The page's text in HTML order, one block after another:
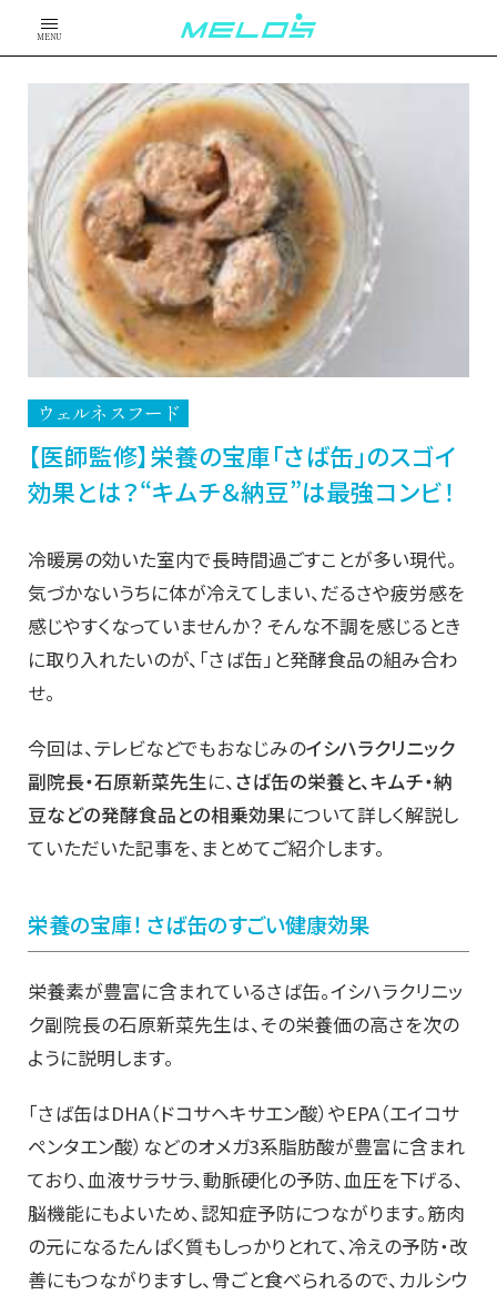
MENU
ウェルネスフード
【医師監修】栄養の宝庫「さば缶」のスゴイ
効果とは？“キムチ＆納豆”は最強コンビ！
冷暖房の効いた室内で長時間過ごすことが多い現代。
気づかないうちに体が冷えてしまい、だるさや疲労感を
感じやすくなっていませんか？ そんな不調を感じるとき
に取り入れたいのが、「さば缶」と発酵食品の組み合わ
せ。
今回は、テレビなどでもおなじみのイシハラクリニック
副院長・石原新菜先生に、さば缶の栄養と、キムチ・納
豆などの発酵食品との相乗効果について詳しく解説し
ていただいた記事を、まとめてご紹介します。
栄養の宝庫！ さば缶のすごい健康効果
栄養素が豊富に含まれているさば缶。イシハラクリニッ
ク副院長の石原新菜先生は、その栄養価の高さを次の
ように説明します。
「さば缶はDHA（ドコサヘキサエン酸）やEPA（エイコサ
ペンタエン酸）などのオメガ3系脂肪酸が豊富に含まれ
ており、血液サラサラ、動脈硬化の予防、血圧を下げる、
脳機能にもよいため、認知症予防につながります。筋肉
の元になるたんぱく質もしっかりとれて、冷えの予防・改
善にもつながりますし、骨ごと食べられるので、カルシウ